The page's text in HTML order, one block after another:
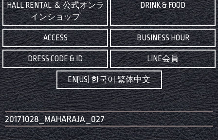
HALL RENTAL ＆ 公式オンラ
インショップ
DRINK & FOOD
ACCESS BUSINESS HOUR
DRESS CODE & ID LINE会員
EN(US) 한국어 繁体中文
20171028_MAHARAJA_027